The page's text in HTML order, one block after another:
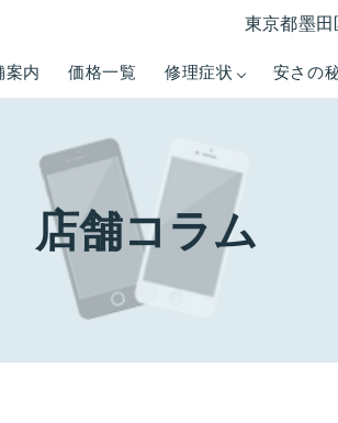
案内 価格一覧 修理症状 安さの
東京都墨
店舗コラム